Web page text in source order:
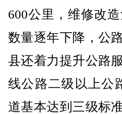
600公里，维修改
数量逐年下降，公
县还着力提升公路
线公路二级以上公
道基本达到三级标